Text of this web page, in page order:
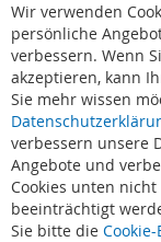
Suchbegriffe
Wir verwenden
persönliche
verbessern. Wenn
akzeptieren, kann
Sie mehr wissen
verbessern unsere
Angebote und
Cookies unten
beeinträchtigt
Sie bitte die